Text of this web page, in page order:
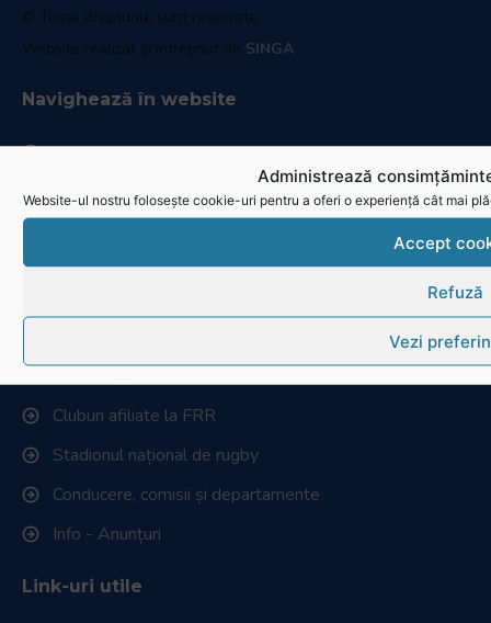
Administrează
Website-ul nostru folosește cookie-uri pentru a oferi o experiență cât mai
Accept
Refuză
Vezi
© Toate drepturile sunt rezervate.
Website realizat și întreținut de SINGA
Navighează în website
Ultimele știri
Transmisii live și reluări
Cum se joacă Rugby
Federația Româna de Rugby
Cluburi afiliate la FRR
Stadionul național de rugby
Conducere, comisii și departamente
Info - Anunțuri
Link-uri utile